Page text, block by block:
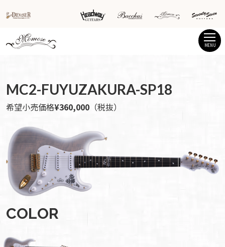
MENU
MC2-FUYUZAKURA-SP18
希望小売価格¥360,000 （税抜）
COLOR